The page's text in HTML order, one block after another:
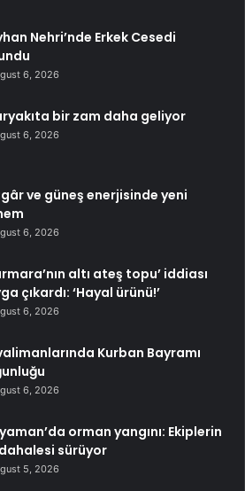
Nehri’nde Erkek Cesedi
6, 2026
bir zam daha geliyor
6, 2026
ve güneş enerjisinde yeni
6, 2026
altı ateş topu’ iddiası
çıkardı: ‘Hayal ürünü!’
6, 2026
Kurban Bayramı
6, 2026
orman yangını: Ekiplerin
sürüyor
5, 2026